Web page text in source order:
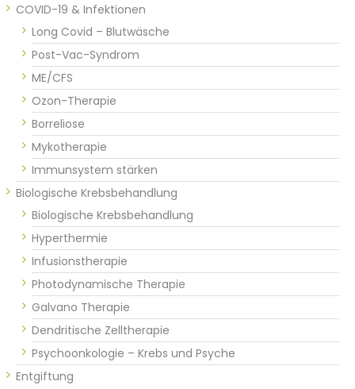
COVID-19 & Infektionen
Long Covid – Blutwäsche
Post-Vac-Syndrom
ME/CFS
Ozon-Therapie
Borreliose
Mykotherapie
Immunsystem stärken
Biologische Krebsbehandlung
Biologische Krebsbehandlung
Hyperthermie
Infusionstherapie
Photodynamische Therapie
Galvano Therapie
Dendritische Zelltherapie
Psychoonkologie – Krebs und Psyche
Entgiftung